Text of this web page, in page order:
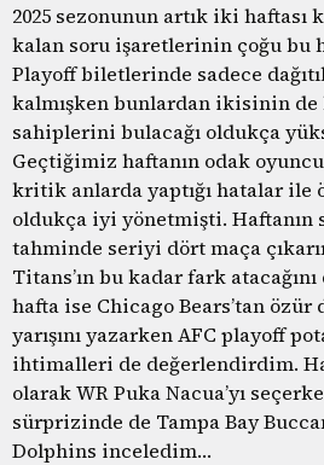
2025 sezonunun artık iki haftası
kalan soru işaretlerinin çoğu bu
Playoff biletlerinde sadece
kalmışken bunlardan ikisinin de
sahiplerini bulacağı oldukça
Geçtiğimiz haftanın odak
kritik anlarda yaptığı hatalar ile
oldukça iyi yönetmişti.
tahminde seriyi dört maça
Titans’ın bu kadar fark
hafta ise Chicago Bears’tan
yarışını yazarken AFC playoff
ihtimalleri de değerlendirdim.
olarak WR Puka Nacua’yı
sürprizinde de Tampa Bay
Dolphins inceledim…